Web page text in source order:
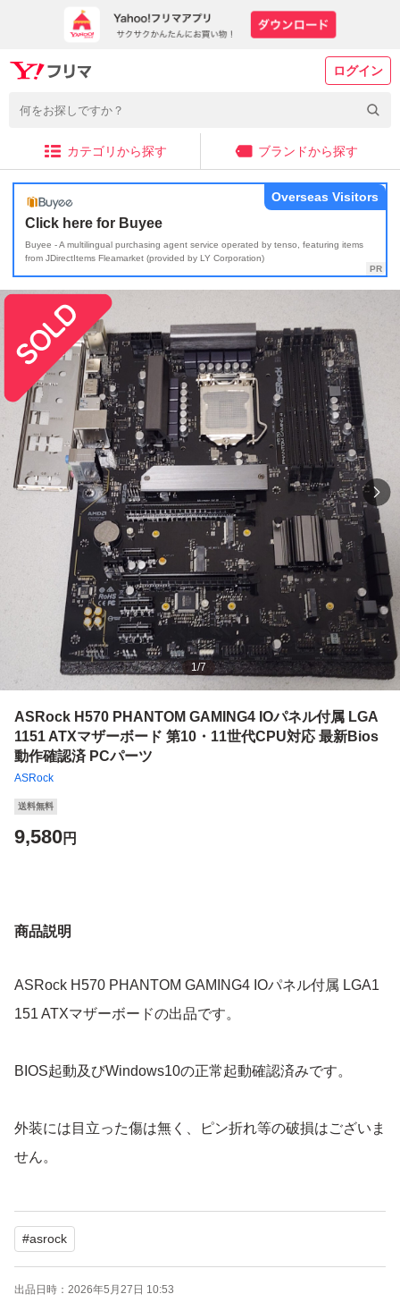
ログイン
カテゴリから探す ブランドから探す
Click here for Buyee
Buyee - A multilingual purchasing agent service operated by tenso, featuring items
from JDirectItems Fleamarket (provided by LY Corporation)
Overseas Visitors
1/7
ASRock H570 PHANTOM GAMING4 IOパネル付属 LGA
1151 ATXマザーボード 第10・11世代CPU対応 最新Bios
動作確認済 PCパーツ
ASRock
送料無料
9,580円
商品説明
ASRock H570 PHANTOM GAMING4 IOパネル付属 LGA1
151 ATXマザーボードの出品です。
BIOS起動及びWindows10の正常起動確認済みです。
外装には目立った傷は無く、ピン折れ等の破損はございま
せん。
付属品はIOパネルのみとなります。
精密機械につき、他の部品との相性による不具合等含め完
全な動作の保証は致しかねますので、予めご了承下さい。
#asrock
出品日時： 2026年5月27日 10:53